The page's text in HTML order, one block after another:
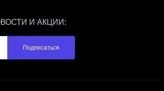
И АКЦИИ:
Подписаться